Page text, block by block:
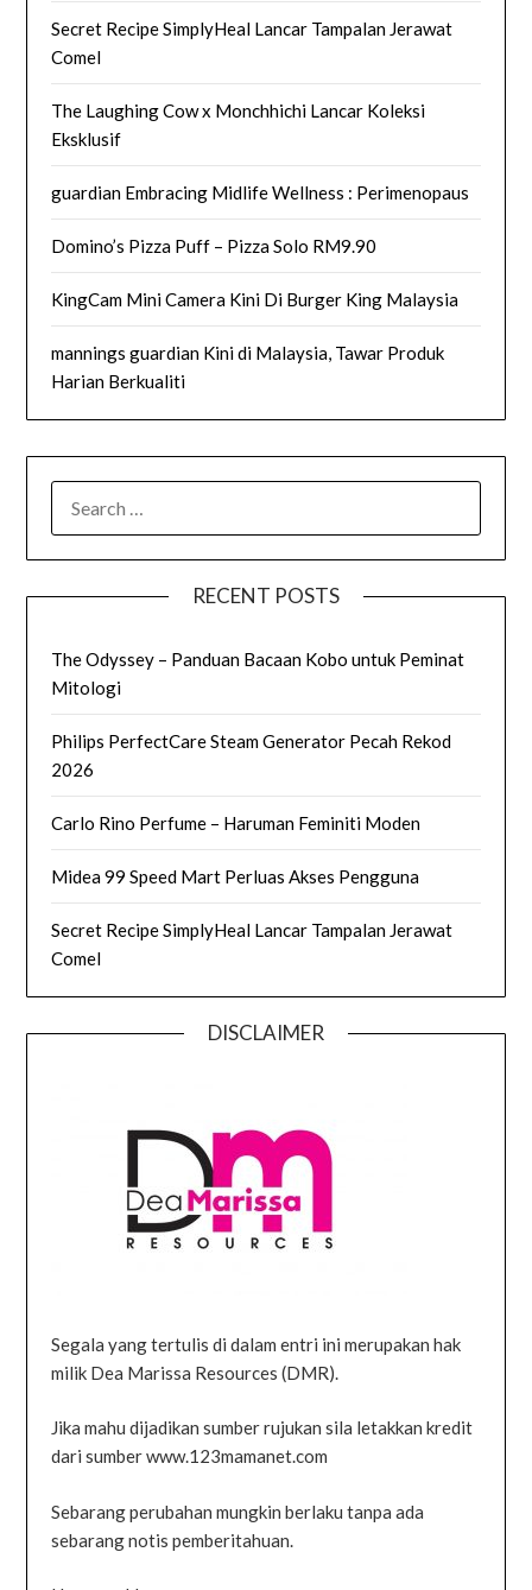
Secret Recipe SimplyHeal Lancar Tampalan Jerawat
Comel
The Laughing Cow x Monchhichi Lancar Koleksi
Eksklusif
guardian Embracing Midlife Wellness : Perimenopaus
Domino’s Pizza Puff – Pizza Solo RM9.90
KingCam Mini Camera Kini Di Burger King Malaysia
mannings guardian Kini di Malaysia, Tawar Produk
Harian Berkualiti
RECENT POSTS
The Odyssey – Panduan Bacaan Kobo untuk Peminat
Mitologi
Philips PerfectCare Steam Generator Pecah Rekod
2026
Carlo Rino Perfume – Haruman Feminiti Moden
Midea 99 Speed Mart Perluas Akses Pengguna
Secret Recipe SimplyHeal Lancar Tampalan Jerawat
Comel
DISCLAIMER
Segala yang tertulis di dalam entri ini merupakan hak
milik Dea Marissa Resources (DMR).
Jika mahu dijadikan sumber rujukan sila letakkan kredit
dari sumber www.123mamanet.com
Sebarang perubahan mungkin berlaku tanpa ada
sebarang notis pemberitahuan.